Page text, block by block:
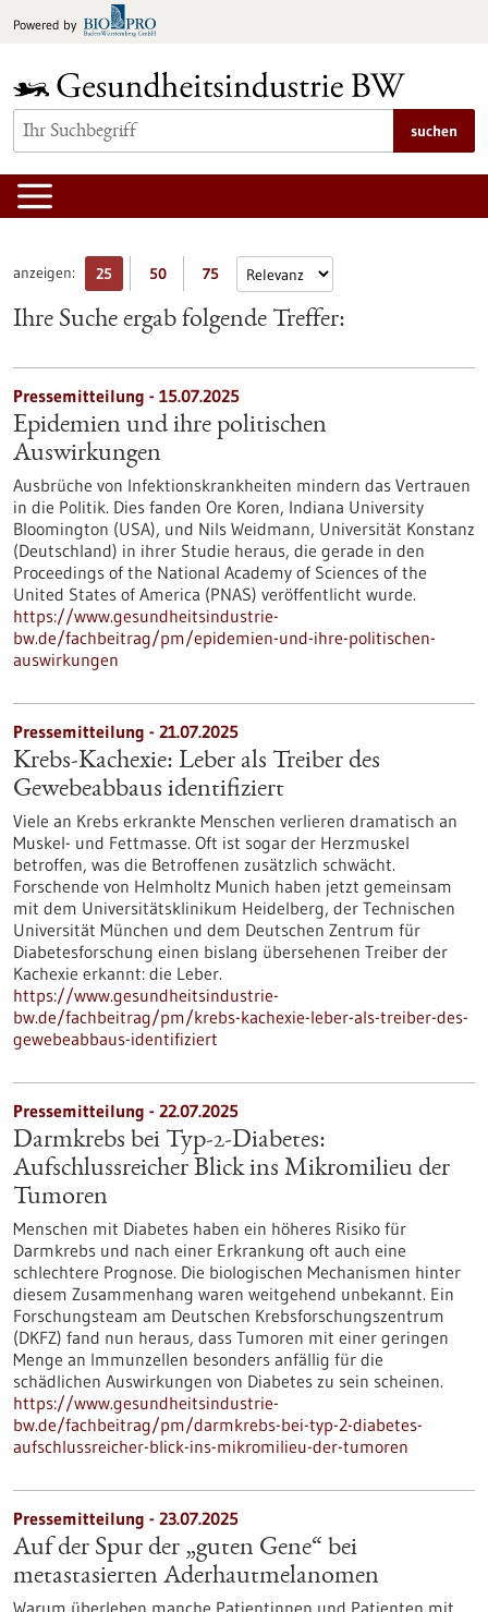
Inhalt
Powered by
suchen
anzeigen: 25 50 75
Ihre Suche ergab folgende Treffer:
Pressemitteilung - 15.07.2025
Epidemien und ihre politischen
Auswirkungen
Ausbrüche von Infektionskrankheiten mindern das Vertrauen
in die Politik. Dies fanden Ore Koren, Indiana University
Bloomington (USA), und Nils Weidmann, Universität Konstanz
(Deutschland) in ihrer Studie heraus, die gerade in den
Proceedings of the National Academy of Sciences of the
United States of America (PNAS) veröffentlicht wurde.
https://www.gesundheitsindustrie-
bw.de/fachbeitrag/pm/epidemien-und-ihre-politischen-
auswirkungen
Pressemitteilung - 21.07.2025
Krebs-Kachexie: Leber als Treiber des
Gewebeabbaus identifiziert
Viele an Krebs erkrankte Menschen verlieren dramatisch an
Muskel- und Fettmasse. Oft ist sogar der Herzmuskel
betroffen, was die Betroffenen zusätzlich schwächt.
Forschende von Helmholtz Munich haben jetzt gemeinsam
mit dem Universitätsklinikum Heidelberg, der Technischen
Universität München und dem Deutschen Zentrum für
Diabetesforschung einen bislang übersehenen Treiber der
Kachexie erkannt: die Leber.
https://www.gesundheitsindustrie-
bw.de/fachbeitrag/pm/krebs-kachexie-leber-als-treiber-des-
gewebeabbaus-identifiziert
Pressemitteilung - 22.07.2025
Darmkrebs bei Typ-2-Diabetes:
Aufschlussreicher Blick ins Mikromilieu der
Tumoren
Menschen mit Diabetes haben ein höheres Risiko für
Darmkrebs und nach einer Erkrankung oft auch eine
schlechtere Prognose. Die biologischen Mechanismen hinter
diesem Zusammenhang waren weitgehend unbekannt. Ein
Forschungsteam am Deutschen Krebsforschungszentrum
(DKFZ) fand nun heraus, dass Tumoren mit einer geringen
Menge an Immunzellen besonders anfällig für die
schädlichen Auswirkungen von Diabetes zu sein scheinen.
https://www.gesundheitsindustrie-
bw.de/fachbeitrag/pm/darmkrebs-bei-typ-2-diabetes-
aufschlussreicher-blick-ins-mikromilieu-der-tumoren
Pressemitteilung - 23.07.2025
Auf der Spur der „guten Gene“ bei
metastasierten Aderhautmelanomen
Warum überleben manche Patientinnen und Patienten mit